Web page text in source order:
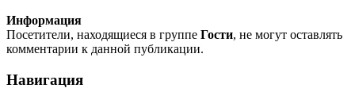
Информация
Посетители, находящиеся в группе Гости, не могут оставлять
комментарии к данной публикации.
Навигация